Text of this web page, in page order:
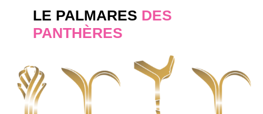
LE PALMARES DES
PANTHÈRES